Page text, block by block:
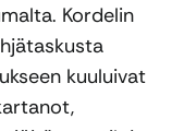
Kordelin
kuuluivat